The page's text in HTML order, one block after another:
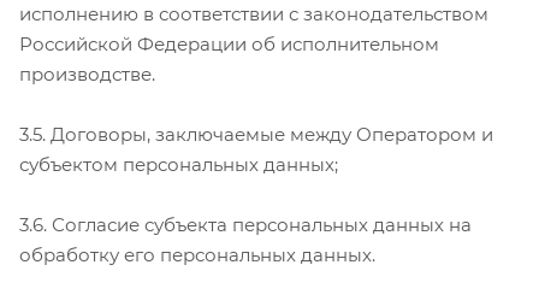
исполнению в соответствии с законодательством
Российской Федерации об исполнительном
производстве.
3.5. Договоры, заключаемые между Оператором и
субъектом персональных данных;
3.6. Согласие субъекта персональных данных на
обработку его персональных данных.